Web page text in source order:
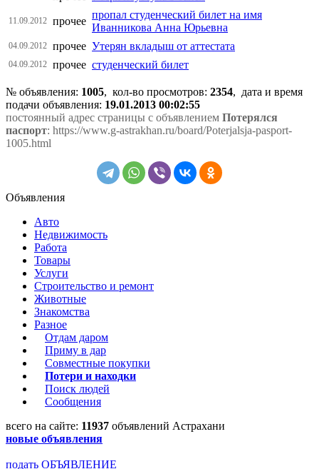
11.09.2012 прочее
пропал студенческий билет на имя
Иванникова Анна Юрьевна
04.09.2012 прочее Утерян вкладыш от аттестата
04.09.2012 прочее студенческий билет
№ объявления: 1005, кол-во просмотров: 2354, дата и время
подачи объявления: 19.01.2013 00:02:55
постоянный адрес страницы с объявлением Потерялся
паспорт: https://www.g-astrakhan.ru/board/Poterjalsja-pasport-
1005.html
Объявления
Авто
Недвижимость
Работа
Товары
Услуги
Строительство и ремонт
Животные
Знакомства
Разное
Отдам даром
Приму в дар
Совместные покупки
Потери и находки
Поиск людей
Сообщения
всего на сайте: 11937 объявлений Астрахани
новые объявления
подать ОБЪЯВЛЕНИЕ